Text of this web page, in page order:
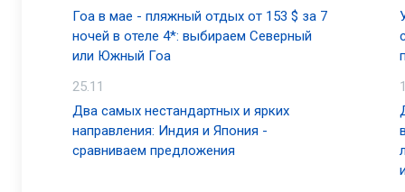
Гоа в мае - пляжный отдых от 153 $ за 7
ночей в отеле 4*: выбираем Северный
или Южный Гоа
25.11
Два самых нестандартных и ярких
направления: Индия и Япония -
сравниваем предложения